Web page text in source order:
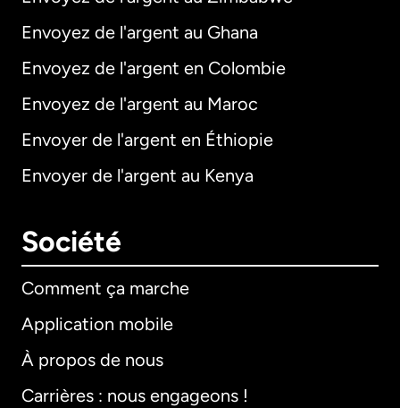
Envoyez de l'argent au Ghana
Envoyez de l'argent en Colombie
Envoyez de l'argent au Maroc
Envoyer de l'argent en Éthiopie
Envoyer de l'argent au Kenya
Société
Comment ça marche
Application mobile
À propos de nous
Carrières : nous engageons !